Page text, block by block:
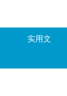
实用文